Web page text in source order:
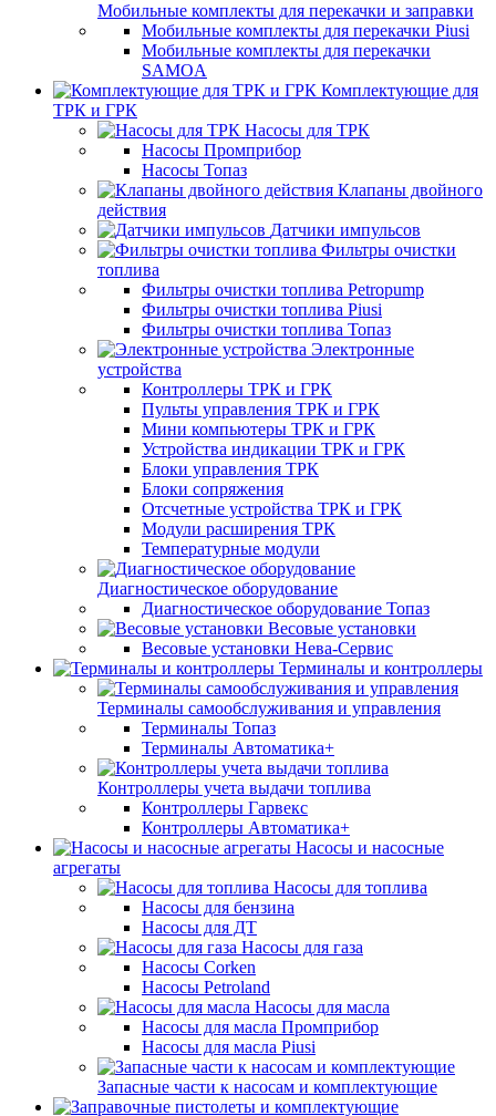
Мобильные комплекты для перекачки и заправки
Мобильные комплекты для перекачки Piusi
Мобильные комплекты для перекачки
SAMOA
Комплектующие для
ТРК и ГРК
Насосы для ТРК
Насосы Промприбор
Насосы Топаз
Клапаны двойного
действия
Датчики импульсов
Фильтры очистки
топлива
Фильтры очистки топлива Petropump
Фильтры очистки топлива Piusi
Фильтры очистки топлива Топаз
Электронные
устройства
Контроллеры ТРК и ГРК
Пульты управления ТРК и ГРК
Мини компьютеры ТРК и ГРК
Устройства индикации ТРК и ГРК
Блоки управления ТРК
Блоки сопряжения
Отсчетные устройства ТРК и ГРК
Модули расширения ТРК
Температурные модули
Диагностическое оборудование
Диагностическое оборудование Топаз
Весовые установки
Весовые установки Нева-Сервис
Терминалы и контроллеры
Терминалы самообслуживания и управления
Терминалы Топаз
Терминалы Автоматика+
Контроллеры учета выдачи топлива
Контроллеры Гарвекс
Контроллеры Автоматика+
Насосы и насосные
агрегаты
Насосы для топлива
Насосы для бензина
Насосы для ДТ
Насосы для газа
Насосы Corken
Насосы Petroland
Насосы для масла
Насосы для масла Промприбор
Насосы для масла Piusi
Запасные части к насосам и комплектующие